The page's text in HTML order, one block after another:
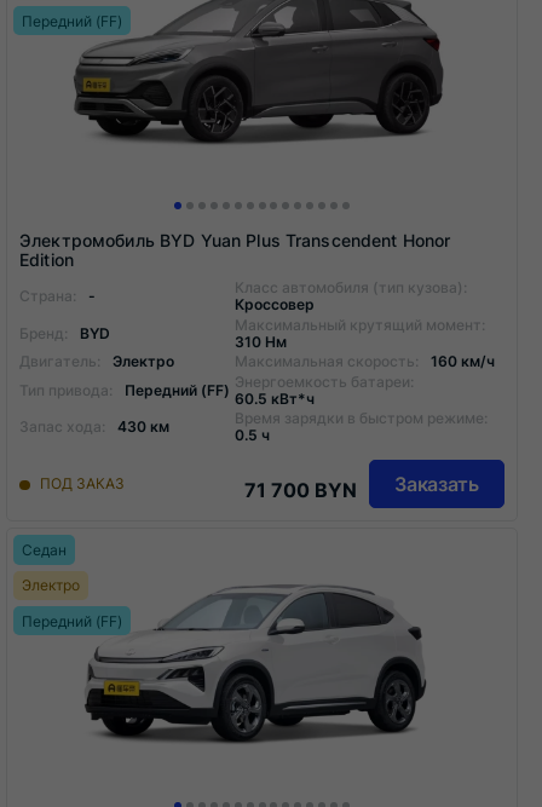
Передний (FF)
Электромобиль BYD Yuan Plus Transcendent Honor
Edition
Страна: -
Класс автомобиля (тип кузова):
Кроссовер
Бренд:
BYD
Максимальный крутящий момент:
310 Нм
Двигатель:
Электро Максимальная скорость:
160 км/ч
Тип привода:
Передний (FF) Энергоемкость батареи:
60.5 кВт*ч
Запас хода:
430 км
Время зарядки в быстром режиме:
0.5 ч
ПОД ЗАКАЗ 71 700 BYN Заказать
Седан
Электро
Передний (FF)